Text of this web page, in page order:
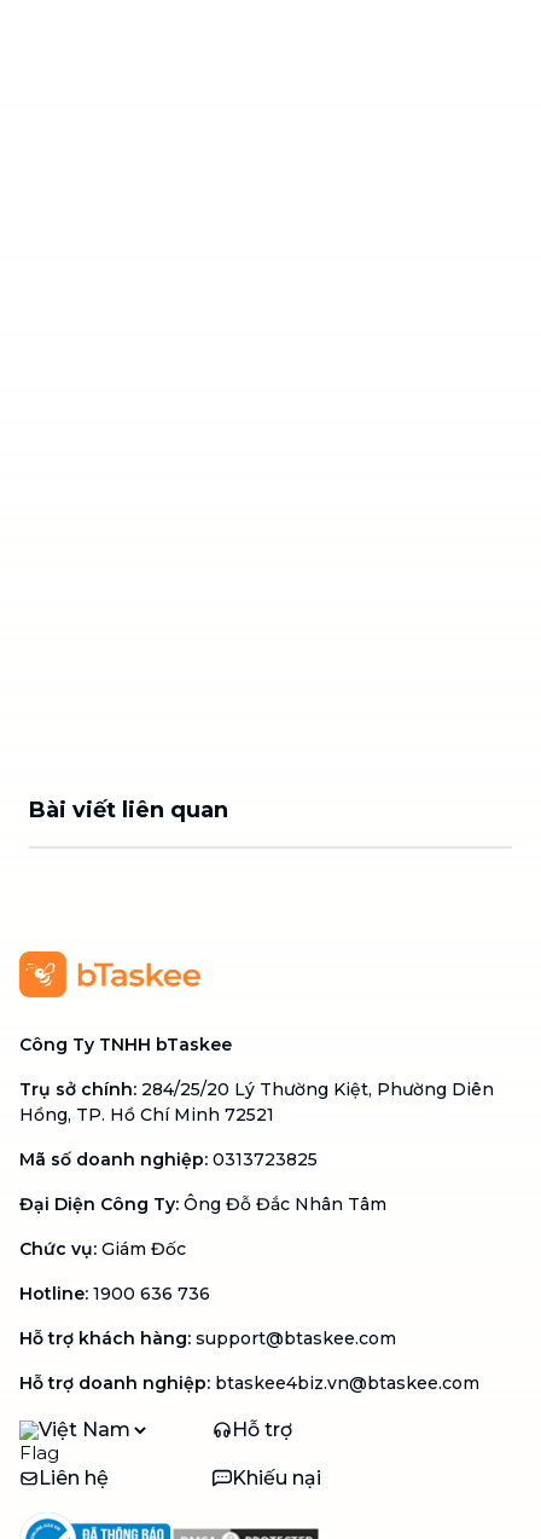
Bài viết liên quan
Công Ty TNHH bTaskee
Trụ sở chính: 284/25/20 Lý Thường Kiệt, Phường Diên
Hồng, TP. Hồ Chí Minh 72521
Mã số doanh nghiệp: 0313723825
Đại Diện Công Ty: Ông Đỗ Đắc Nhân Tâm
Chức vụ: Giám Đốc
Hotline: 1900 636 736
Hỗ trợ khách hàng: support@btaskee.com
Hỗ trợ doanh nghiệp: btaskee4biz.vn@btaskee.com
Việt Nam Hỗ trợ
Liên hệ Khiếu nại